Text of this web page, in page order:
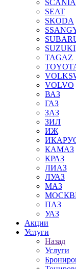
SCANIA
SEAT
SKODA
SUZUKI
TAGAZ
VOLVO
ВАЗ
ГАЗ
ЗАЗ
ЗИЛ
ИЖ
КАМАЗ
КРАЗ
ЛИАЗ
ЛУАЗ
МАЗ
ПАЗ
УАЗ
Акции
Услуги
Назад
Услуги